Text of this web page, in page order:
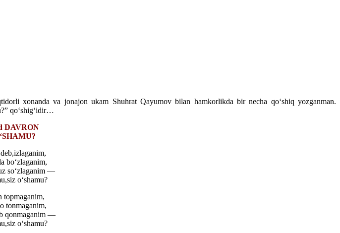
xonanda va jonajon ukam Shuhrat Qayumov bilan hamkorlikda bir necha qo‘shiq yozganman.
qo‘shig‘idir…
DAVRON
bo‘zlaganim,
so‘zlaganim —
o‘shamu?
topmaganim,
tonmaganim,
qonmaganim —
o‘shamu?